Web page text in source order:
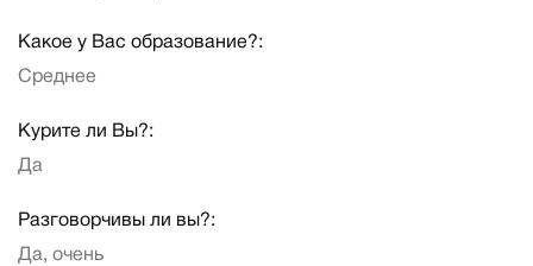
Какое у Вас образование?:
Среднее
Курите ли Вы?:
Да
Разговорчивы ли вы?:
Да, очень